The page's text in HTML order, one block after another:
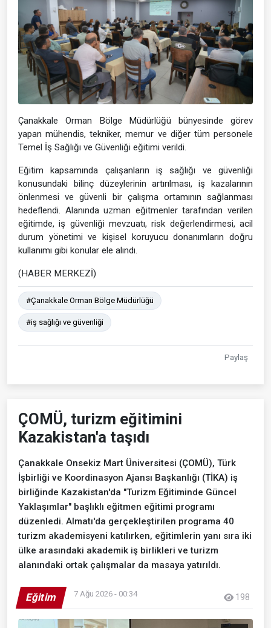
Çanakkale Orman Bölge Müdürlüğü bünyesinde görev
yapan mühendis, tekniker, memur ve diğer tüm personele
Temel İş Sağlığı ve Güvenliği eğitimi verildi.
Eğitim kapsamında çalışanların iş sağlığı ve güvenliği
konusundaki bilinç düzeylerinin artırılması, iş kazalarının
önlenmesi ve güvenli bir çalışma ortamının sağlanması
hedeflendi. Alanında uzman eğitmenler tarafından verilen
eğitimde, iş güvenliği mevzuatı, risk değerlendirmesi, acil
durum yönetimi ve kişisel koruyucu donanımların doğru
kullanımı gibi konular ele alındı.
(HABER MERKEZİ)
#Çanakkale Orman Bölge Müdürlüğü
#iş sağlığı ve güvenliği
Paylaş
ÇOMÜ, turizm eğitimini
Kazakistan'a taşıdı
Çanakkale Onsekiz Mart Üniversitesi (ÇOMÜ), Türk
İşbirliği ve Koordinasyon Ajansı Başkanlığı (TİKA) iş
birliğinde Kazakistan'da "Turizm Eğitiminde Güncel
Yaklaşımlar" başlıklı eğitmen eğitimi programı
düzenledi. Almatı'da gerçekleştirilen programa 40
turizm akademisyeni katılırken, eğitimlerin yanı sıra iki
ülke arasındaki akademik iş birlikleri ve turizm
alanındaki ortak çalışmalar da masaya yatırıldı.
Eğitim 7 Ağu 2026 - 00:34 198